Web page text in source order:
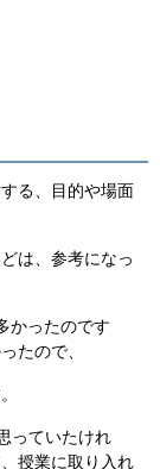
る、目的や場面
は、参考になっ
かったのです
たので、
。
っていたけれ
授業に取り入れ